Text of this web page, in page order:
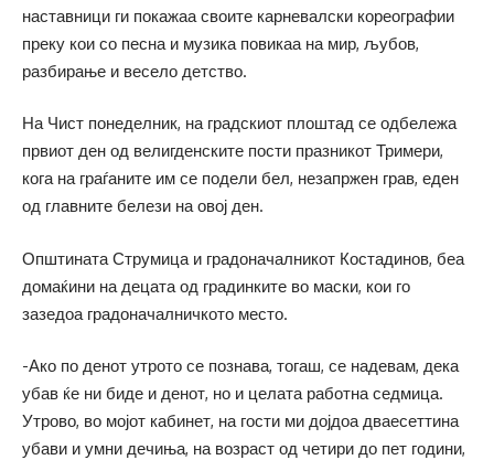
наставници ги покажаа своите карневалски кореографии
преку кои со песна и музика повикаа на мир, љубов,
разбирање и весело детство.
На Чист понеделник, на градскиот плоштад се одбележа
првиот ден од велигденските пости празникот Тримери,
кога на граѓаните им се подели бел, незапржен грав, еден
од главните белези на овој ден.
Општината Струмица и градоначалникот Костадинов, беа
домаќини на децата од градинките во маски, кои го
зазедоа градоначалничкото место.
-Ако по денот утрото се познава, тогаш, се надевам, дека
убав ќе ни биде и денот, но и целата работна седмица.
Утрово, во мојот кабинет, на гости ми дојдоа дваесеттина
убави и умни дечиња, на возраст од четири до пет години,